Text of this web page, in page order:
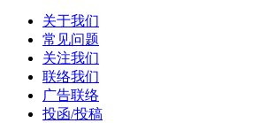
关于我们
常见问题
关注我们
联络我们
广告联络
投函/投稿